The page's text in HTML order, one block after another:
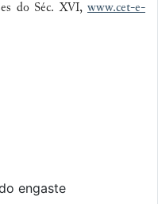
do Séc. XVI, www.cet-e-
engaste